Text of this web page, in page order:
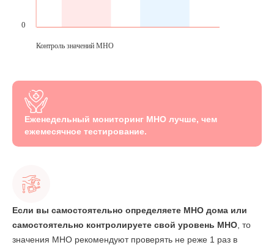
Еженедельный мониторинг МНО лучше, чем
ежемесячное тестирование.
Если вы самостоятельно определяете МНО дома или
самостоятельно контролируете свой уровень МНО , то
значения МНО рекомендуют проверять не реже 1 раз в